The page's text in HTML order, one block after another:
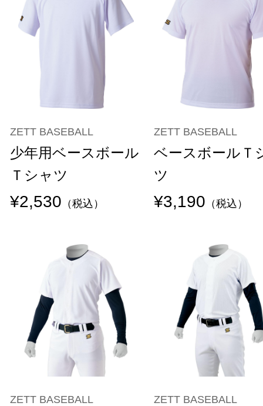
ZETT BASEBALL
少年用ベースボール
Ｔシャツ
¥2,530 （税込）
ZETT BASEBALL
ベースボールＴ
ツ
¥3,190 （税込）
ZETT BASEBALL ZETT BASEBALL